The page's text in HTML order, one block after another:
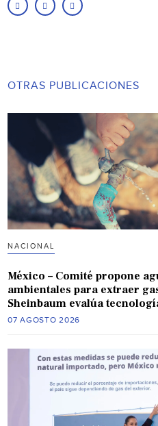
OTRAS PUBLICACIONES
NACIONAL
México – Comité propone
ambientales para extraer
Sheinbaum evalúa
07 AGOSTO 2026